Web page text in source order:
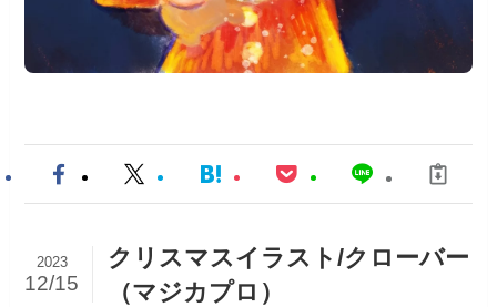
クリスマスイラスト/クローバー
（マジカプロ）
2023
12/15